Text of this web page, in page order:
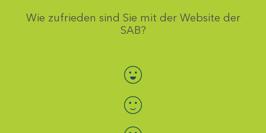
Wie zufrieden sind Sie mit der Website der
SAB?
Bewertung auswählen